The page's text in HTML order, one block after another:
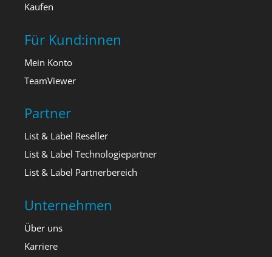
Kaufen
Für Kund:innen
Mein Konto
TeamViewer
Partner
List & Label Reseller
List & Label Technologiepartner
List & Label Partnerbereich
Unternehmen
Über uns
Karriere